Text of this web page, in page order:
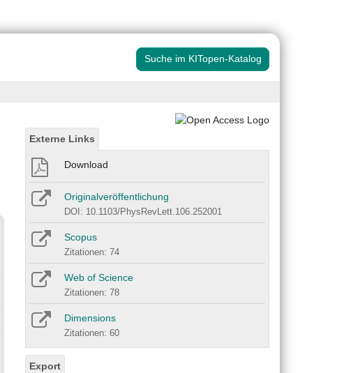
Suche im KITopen-Katalog
Externe Links
Download
Originalveröffentlichung
DOI: 10.1103/PhysRevLett.106.252001
Scopus
Zitationen: 74
Web of Science
Zitationen: 78
Dimensions
Zitationen: 60
Export